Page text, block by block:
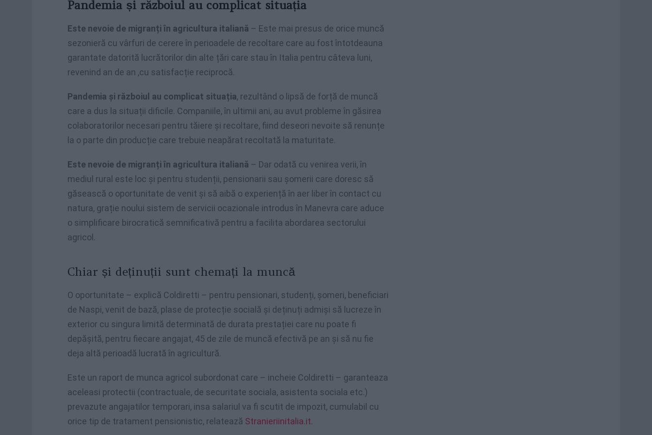
Pandemia și războiul au complicat situația
Este nevoie de migranți în agricultura italiană – Este mai presus de orice muncă
sezonieră cu vârfuri de cerere în perioadele de recoltare care au fost întotdeauna
garantate datorită lucrătorilor din alte țări care stau în Italia pentru câteva luni,
revenind an de an ,cu satisfacție reciprocă.
Pandemia și războiul au complicat situația, rezultând o lipsă de forță de muncă
care a dus la situații dificile. Companiile, în ultimii ani, au avut probleme în găsirea
colaboratorilor necesari pentru tăiere și recoltare, fiind deseori nevoite să renunțe
la o parte din producție care trebuie neapărat recoltată la maturitate.
Este nevoie de migranți în agricultura italiană – Dar odată cu venirea verii, în
mediul rural este loc și pentru studenții, pensionarii sau șomerii care doresc să
găsească o oportunitate de venit și să aibă o experiență în aer liber în contact cu
natura, grație noului sistem de servicii ocazionale introdus în Manevra care aduce
o simplificare birocratică semnificativă pentru a facilita abordarea sectorului
agricol.
Chiar și deținuții sunt chemați la muncă
O oportunitate – explică Coldiretti – pentru pensionari, studenți, șomeri, beneficiari
de Naspi, venit de bază, plase de protecție socială și deținuți admiși să lucreze în
exterior cu singura limită determinată de durata prestației care nu poate fi
depășită, pentru fiecare angajat, 45 de zile de muncă efectivă pe an și să nu fie
deja altă perioadă lucrată în agricultură.
Este un raport de munca agricol subordonat care – incheie Coldiretti – garanteaza
aceleasi protectii (contractuale, de securitate sociala, asistenta sociala etc.)
prevazute angajatilor temporari, insa salariul va fi scutit de impozit, cumulabil cu
orice tip de tratament pensionistic, relatează Stranieriinitalia.it.